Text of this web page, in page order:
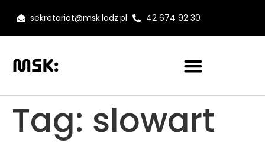
sekretariat@msk.lodz.pl 42 674 92 30
Tag: slowart